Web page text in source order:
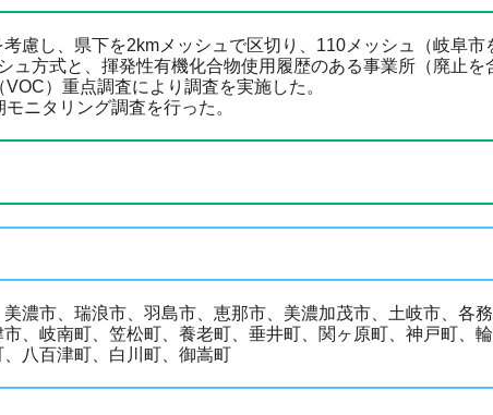
慮し、県下を2kmメッシュで区切り、110メッシュ（岐阜市
ュ方式と、揮発性有機化合物使用履歴のある事業所（廃止を
）重点調査により調査を実施した。
ニタリング調査を行った。
濃市、瑞浪市、羽島市、恵那市、美濃加茂市、土岐市、各
、岐南町、笠松町、養老町、垂井町、関ヶ原町、神戸町、
八百津町、白川町、御嵩町